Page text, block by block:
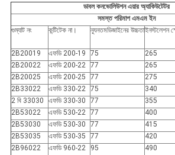
ডাবল কনভোলিউশন এয়ার অ্যাকিউটেটর
সমস্ত পরিমাপ এমএম ইন
গুম্যাট নং
কন্টিটেক না। ন্যূনতমডিজাইনের উচ্চতাইনস্টলেশন
2B20019 এফডি 200-19 75 265
2B20022
এফডি 200-22 77 265
2B20025
এফডি 200-25 77 275
2B33022
এফডি 330-22 75 340
2 বি 33030
এফডি 330-30 77 355
2B53022
এফডি 530-22 77 400
2B53030
এফডি 530-30 77 415
2B53035
এফডি 530-35 77 420
2B96022
এফডি 960-22 95 490